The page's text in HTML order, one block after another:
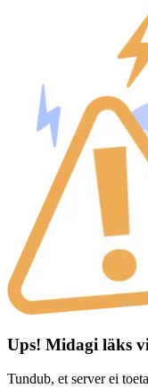
Ups! Midagi läks
Tundub, et server ei